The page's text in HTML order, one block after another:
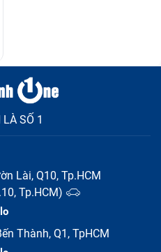
người dùng khó thao tác
cũng là dấu hiệu cho
thao tác người dùng,
màn
tự động chạy mà
động
SỐ 1
Lài, Q10, Tp.HCM
Tp.HCM)
Thành, Q1, TpHCM